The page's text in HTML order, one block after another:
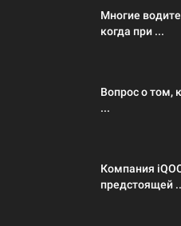
Многие
когда при ...
Вопрос о том,
...
Компания
предстоящей